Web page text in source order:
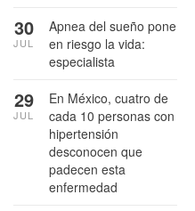
Apnea del sueño pone
en riesgo la vida:
especialista
30
JUL
En México, cuatro de
cada 10 personas con
hipertensión
desconocen que
padecen esta
enfermedad
29
JUL